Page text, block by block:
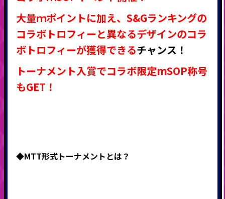
大量ｍポイントに加え、S&Gランキングの
コラボトロフィーと異なるデザインのコラ
ボトロフィーが獲得できるチャンス！
トーナメント入賞でコラボ限定mSOP称号
もGET！
◆MTT形式トーナメントとは？